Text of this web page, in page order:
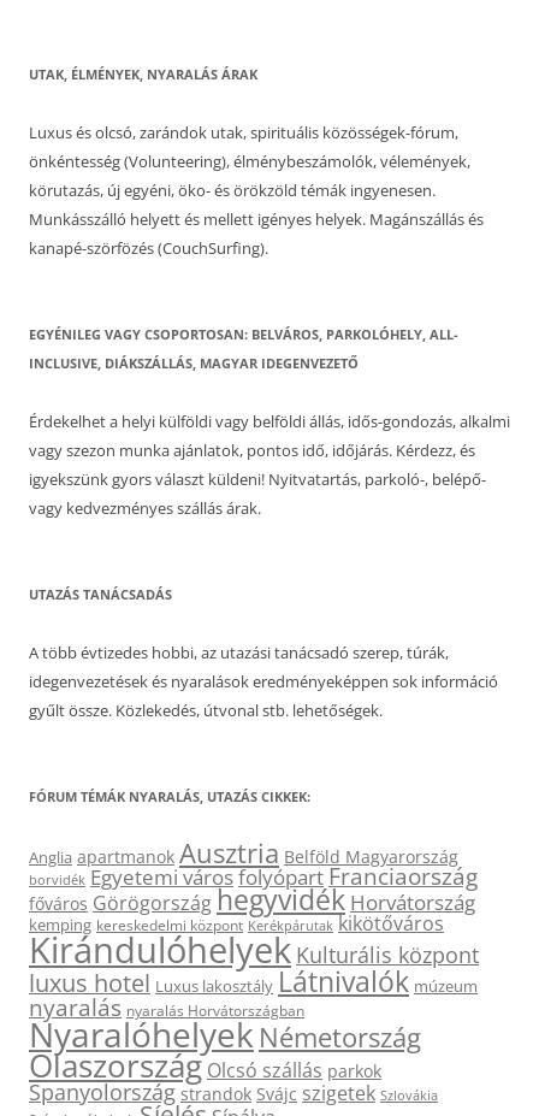
UTAK, ÉLMÉNYEK, NYARALÁS ÁRAK
Luxus és olcsó, zarándok utak, spirituális közösségek-fórum,
önkéntesség (Volunteering), élménybeszámolók, vélemények,
körutazás, új egyéni, öko- és örökzöld témák ingyenesen.
Munkásszálló helyett és mellett igényes helyek. Magánszállás és
kanapé-szörfözés (CouchSurfing).
EGYÉNILEG VAGY CSOPORTOSAN: BELVÁROS, PARKOLÓHELY, ALL-
INCLUSIVE, DIÁKSZÁLLÁS, MAGYAR IDEGENVEZETŐ
Érdekelhet a helyi külföldi vagy belföldi állás, idős-gondozás, alkalmi
vagy szezon munka ajánlatok, pontos idő, időjárás. Kérdezz, és
igyekszünk gyors választ küldeni! Nyitvatartás, parkoló-, belépő-
vagy kedvezményes szállás árak.
UTAZÁS TANÁCSADÁS
A több évtizedes hobbi, az utazási tanácsadó szerep, túrák,
idegenvezetések és nyaralások eredményeképpen sok információ
gyűlt össze. Közlekedés, útvonal stb. lehetőségek.
FÓRUM TÉMÁK NYARALÁS, UTAZÁS CIKKEK:
Anglia apartmanok Ausztria Belföld Magyarország
borvidék Egyetemi városfolyópartFranciaország
főváros Görögországhegyvidék Horvátország
kemping kereskedelmi központ Kerékpárutak kikötőváros
Kirándulóhelyek Kulturális központ
luxus hotel Luxus lakosztály Látnivalók múzeum
nyaralás nyaralás Horvátországban
Nyaralóhelyek Németország
Olaszország Olcsó szállás parkok
Spanyolország strandok Svájc szigetek Szlovákia